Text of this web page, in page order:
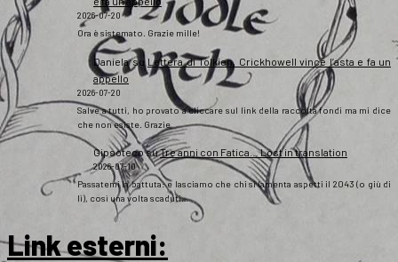
2026-07-20
Ora è sistemato. Grazie mille!
DanielasuLettera di Tolkien, Crickhowell vince l’asta e fa un
appello
2026-07-20
Salve a tutti, ho provato a cliccare sul link della raccolta fondi ma mi dice
che non esiste. Grazie
GipsotecosuTre anni con Fatica… Lost in translation
2026-07-10
Passatemi la battuta: e lasciamo che chi si lamenta aspetti il 2043 (o giù di
lì), così una volta scaduti…
Link esterni: